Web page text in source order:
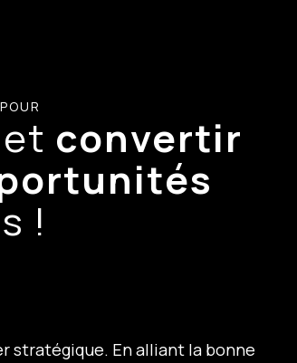
convertir
!
stratégique. En alliant la bonne